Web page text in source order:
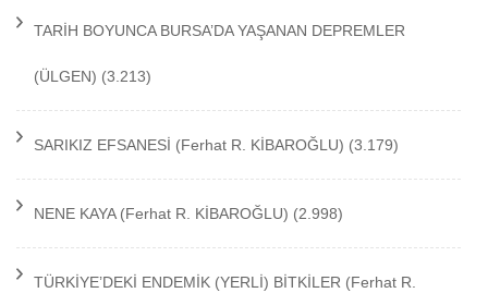
TARİH BOYUNCA BURSA’DA YAŞANAN DEPREMLER
(ÜLGEN) (3.213)
SARIKIZ EFSANESİ (Ferhat R. KİBAROĞLU) (3.179)
NENE KAYA (Ferhat R. KİBAROĞLU) (2.998)
TÜRKİYE’DEKİ ENDEMİK (YERLİ) BİTKİLER (Ferhat R.